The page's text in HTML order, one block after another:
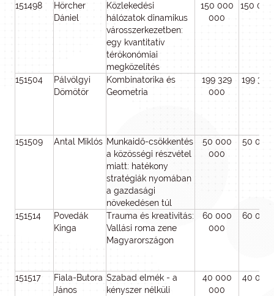
151498
Hörcher
Dániel
Közlekedési
hálózatok dinamikus
városszerkezetben:
egy kvantitatív
térökonómiai
megközelítés
150 000
000
150
151504
Pálvölgyi
Dömötör
Kombinatorika és
Geometria
199 329
000
199
151509 Antal Miklós Munkaidő-csökkentés
a közösségi részvétel
miatt: hatékony
stratégiák nyomában
a gazdasági
növekedésen túl
50 000
000
50 000
151514
Povedák
Kinga
Trauma és kreativitás:
Vallási roma zene
Magyarországon
60 000
000
60 000
151517
Fiala-Butora
János
Szabad elmék - a
kényszer nélküli
40 000
000
40 000